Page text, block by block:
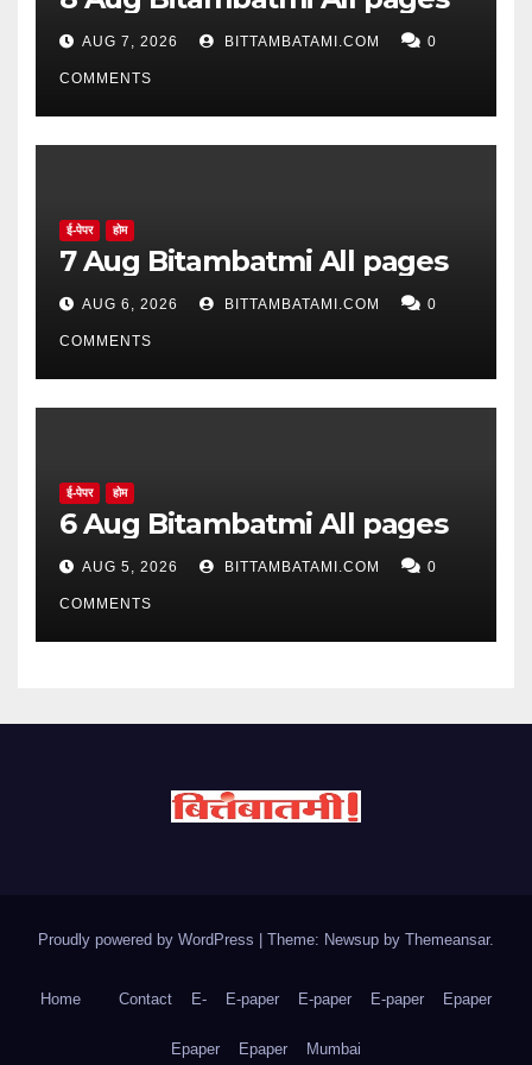
AUG 7, 2026 BITTAMBATAMI.COM 0
COMMENTS
ई-पेपर होम
7 Aug Bitambatmi All pages
AUG 6, 2026 BITTAMBATAMI.COM 0
COMMENTS
ई-पेपर होम
6 Aug Bitambatmi All pages
AUG 5, 2026 BITTAMBATAMI.COM 0
COMMENTS
Proudly powered by WordPress | Theme: Newsup by Themeansar.
Home Contact E- E-paper E-paper E-paper Epaper
Epaper Epaper Mumbai